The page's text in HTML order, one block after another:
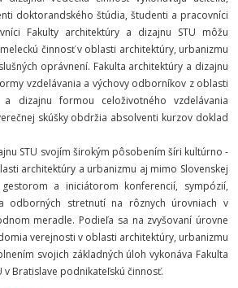
doktorandského štúdia, študenti a pracovníci
Fakulty architektúry a dizajnu STU môžu
činnosť v oblasti architektúry, urbanizmu
oprávnení. Fakulta architektúry a dizajnu
vzdelávania a výchovy odborníkov z oblasti
a dizajnu formou celoživotného vzdelávania
skúšky obdržia absolventi kurzov doklad
STU svojím širokým pôsobením šíri kultúrno -
architektúry a urbanizmu aj mimo Slovenskej
a iniciátorom konferencií, sympózií,
odborných stretnutí na rôznych úrovniach v
meradle. Podieľa sa na zvyšovaní úrovne
verejnosti v oblasti architektúry, urbanizmu
svojich základných úloh vykonáva Fakulta
v Bratislave podnikateľskú činnosť.